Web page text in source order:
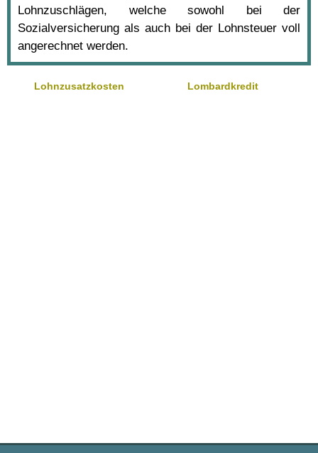
Lohnzuschlägen, welche sowohl bei der
Sozialversicherung als auch bei der Lohnsteuer voll
angerechnet werden.
Lohnzusatzkosten Lombardkredit